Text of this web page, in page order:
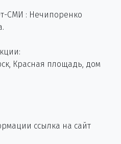
СМИ : Нечипоренко
Красная площадь, дом
ссылка на сайт